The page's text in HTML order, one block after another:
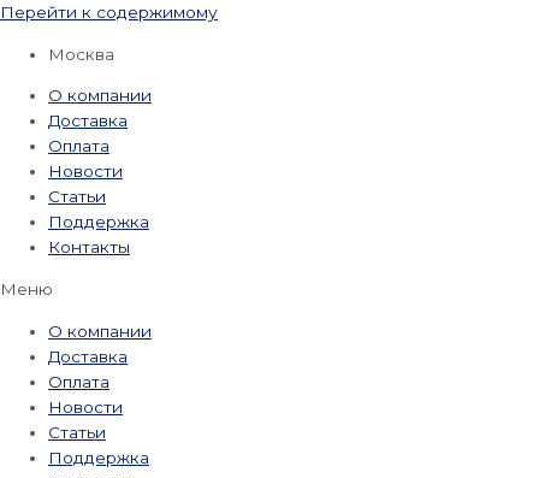
Перейти к содержимому
Москва
О компании
Доставка
Оплата
Новости
Статьи
Поддержка
Контакты
Меню
О компании
Доставка
Оплата
Новости
Статьи
Поддержка